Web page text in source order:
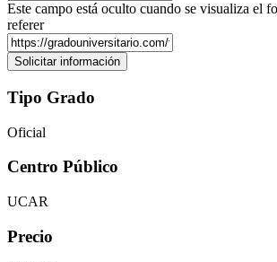
Este campo está oculto cuando se visualiza el
referer
Tipo Grado
Oficial
Centro Público
UCAR
Precio